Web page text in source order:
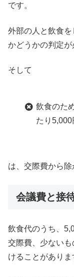
です。
外部の人と飲食
かどうかの判定が
そして
飲食のた
たり
は、交際費から除
会議費と接
飲食代のうち、
交際費、少ない
けることがありま